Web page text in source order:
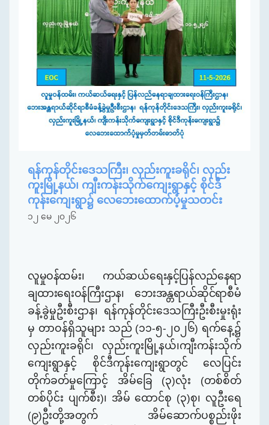
ရန်ကုန်တိုင်းဒေသကြီး၊ လှည်းကူးခရိုင်၊ လှည်း
ကူးမြို့နယ်၊ ကျီးကန်းသိုက်ကျေးရွာနှင့် စိုင်ဒီ
ကုန်းကျေးရွာ၌ လေဘေးထောက်ပံ့မှုသတင်း
၁၂ မေ ၂၀၂၆
လူမှုဝန်ထမ်း၊ ကယ်ဆယ်ရေးနှင့်ပြန်လည်နေရာ
ချထားရေးဝန်ကြီးဌာန၊ ဘေးအန္တရာယ်ဆိုင်ရာစီမံ
ခန့်ခွဲမှုဦးစီးဌာန၊ ရန်ကုန်တိုင်းဒေသကြီးဦးစီးမှုးရုံး
မှ တာဝန်ရှိသူများ သည် (၁၁-၅-၂၀၂၆) ရက်နေ့၌
လှည်းကူးခရိုင်၊ လှည်းကူးမြို့နယ်၊ကျီးကန်းသိုက်
ကျေးရွာနှင့် စိုင်ဒီကုန်းကျေးရွာတွင် လေပြင်း
တိုက်ခတ်မှုကြောင့် အိမ်ခြေ (၃)လုံး (တစ်စိတ်
တစ်ပိုင်း ပျက်စီး)၊ အိမ် ထောင်စု (၃)စု၊ လူဦးရေ
(၉)ဦးတို့အတွက် အိမ်ဆောက်ပစ္စည်းဖိုး